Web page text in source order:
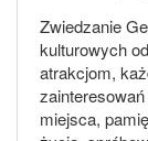
Zwiedzanie
kulturowych
atrakcjom,
miejsca,